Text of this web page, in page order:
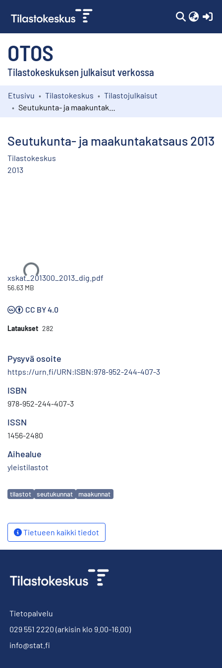
OTOS
Tilastokeskuksen julkaisut verkossa
Kokoelmat
Etusivu Tilastokeskus
Tilastojulkaisut
Seutukunta- ja maakuntakatsaus 2013
Tilastokeskus
2013
Ladataan...
xskat_201300_2013_dig.pdf
56.63 MB
CC BY 4.0
Lataukset 282
Pysyvä osoite
https://urn.fi/URN:ISBN:978-952-244-407-3
ISBN
978-952-244-407-3
ISSN
1456-2480
Aihealue
yleistilastot
Avainsanat
tilastot seutukunnat maakunnat
Tietueen kaikki tiedot
Tietopalvelu
029 551 2220 (arkisin klo 9.00-16.00)
info@stat.fi